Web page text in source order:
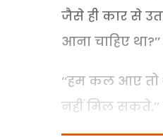
जैसे ही कार से
आना चाहिए था?’’
‘‘हम कल आए
नहीं मिल